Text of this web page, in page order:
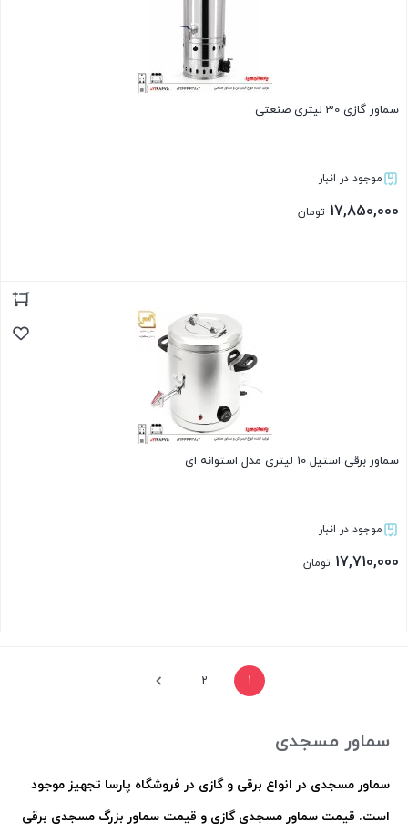
سماور گازی 30 لیتری صنعتی
موجود در انبار
17,850,000 تومان
سماور برقی استیل 10 لیتری مدل استوانه ای
موجود در انبار
17,710,000 تومان
1
2
سماور مسجدی
سماور مسجدی در انواع برقی و گازی در فروشگاه پارسا تجهیز موجود
است. قیمت سماور مسجدی گازی و قیمت سماور بزرگ مسجدی برقی